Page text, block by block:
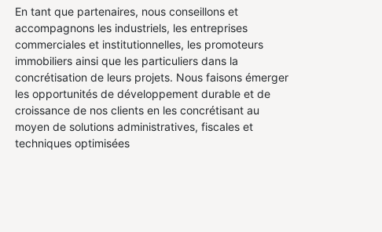
En tant que partenaires, nous conseillons et
accompagnons les industriels, les entreprises
commerciales et institutionnelles, les promoteurs
immobiliers ainsi que les particuliers dans la
concrétisation de leurs projets. Nous faisons émerger
les opportunités de développement durable et de
croissance de nos clients en les concrétisant au
moyen de solutions administratives, fiscales et
techniques optimisées